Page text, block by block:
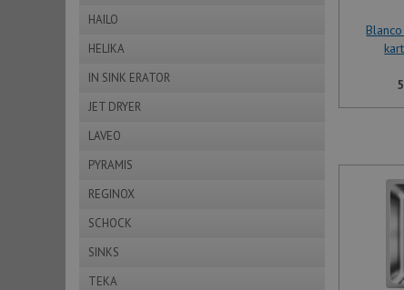
HAILO
HELIKA
IN SINK ERATOR
JET DRYER
LAVEO
PYRAMIS
REGINOX
SCHOCK
SINKS
TEKA